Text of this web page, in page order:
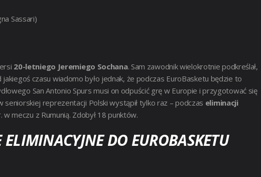
Sassari)
20-letniego Jeremiego Sochana. Sam zawodnik wielokrotnie podkreślał,
czasu wiadomo było jednak, że podczas EuroBasketu będzie to
San Antonio Spurs musi on odpuścić grę w Europie i przygotować się
seniorskiej reprezentacji Polski wystąpił tylko raz – podczas eliminacji
w meczu z Rumunią. Zdobył 18 punktów.
DO EUROBASKETU